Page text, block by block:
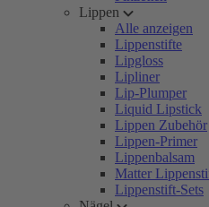
Lippen
Alle anzeigen
Lippenstifte
Lipgloss
Lipliner
Lip-Plumper
Liquid Lipstick
Lippen Zubehör
Lippen-Primer
Lippenbalsam
Matter
Lippenstift-Sets